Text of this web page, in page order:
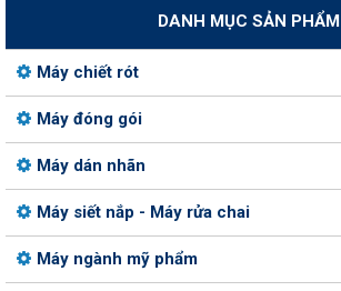
DANH MỤC SẢN PHẨM
Máy chiết rót
Máy đóng gói
Máy dán nhãn
Máy siết nắp - Máy rửa chai
Máy ngành mỹ phẩm